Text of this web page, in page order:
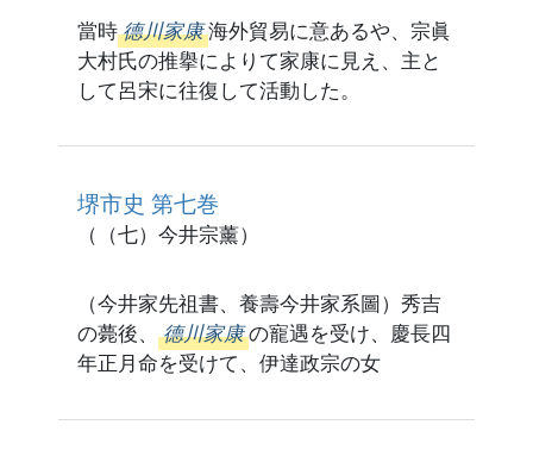
當時 德川家康 海外貿易に意あるや、宗眞
大村氏の推擧によりて家康に見え、主と
して呂宋に往復して活動した。
堺市史 第七巻
（（七）今井宗薰）
（今井家先祖書、養壽今井家系圖）秀吉
の薨後、 德川家康 の寵遇を受け、慶長四
年正月命を受けて、伊達政宗の女